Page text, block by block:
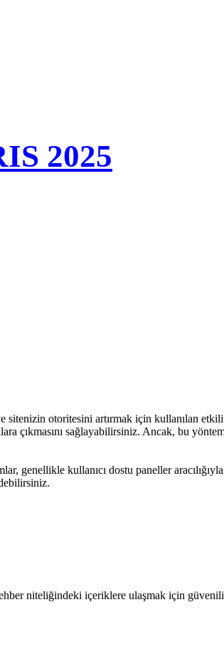
2025
otoritesini artırmak için kullanılan
çıkmasını sağlayabilirsiniz. Ancak, bu
genellikle kullanıcı dostu paneller
niteliğindeki içeriklere ulaşmak için